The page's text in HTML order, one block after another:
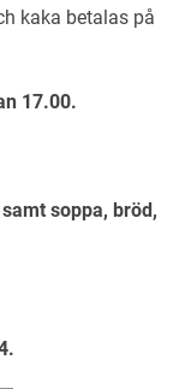
kaka betalas på
17.00.
soppa, bröd,